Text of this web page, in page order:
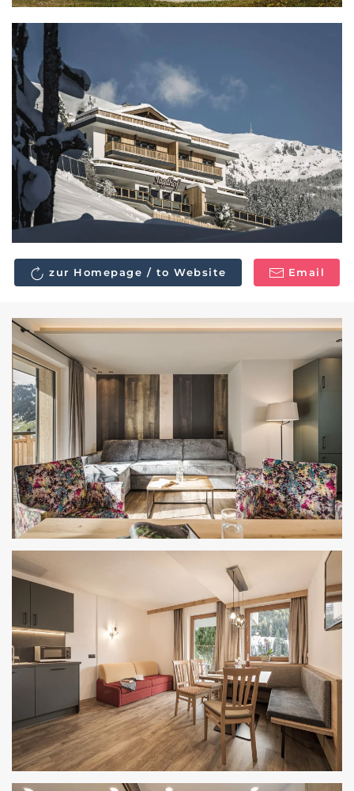
zur Homepage / to Website Email